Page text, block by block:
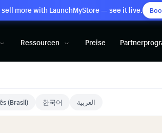
more with LaunchMyStore — see it live.
Ressourcen Preise
(Brasil) 한국어 العربية